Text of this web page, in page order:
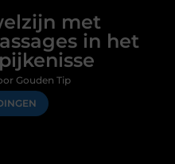
met
in het
Gouden Tip